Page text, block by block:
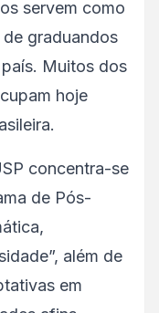
servem como
graduandos
Muitos dos
hoje
concentra-se
de Pós-
além de
em